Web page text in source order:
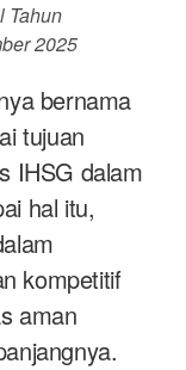
Tahun
2025
bernama
tujuan
IHSG dalam
hal itu,
kompetitif
aman